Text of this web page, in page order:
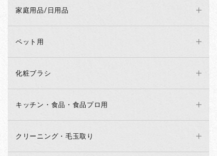
家庭用品/日用品
ペット用
化粧ブラシ
キッチン・食品・食品プロ用
クリーニング・毛玉取り